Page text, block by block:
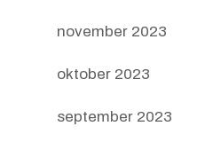
november 2023
oktober 2023
september 2023